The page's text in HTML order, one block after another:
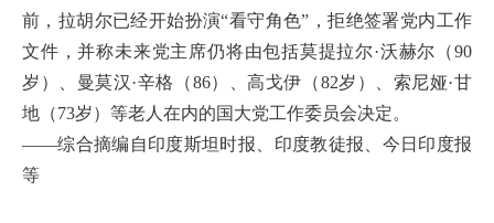
前，拉胡尔已经开始扮演“看守角色”，拒绝签署党内工作
文件，并称未来党主席仍将由包括莫提拉尔·沃赫尔（90
岁）、曼莫汉·辛格（86）、高戈伊（82岁）、索尼娅·甘
地（73岁）等老人在内的国大党工作委员会决定。
——综合摘编自印度斯坦时报、印度教徒报、今日印度报
等